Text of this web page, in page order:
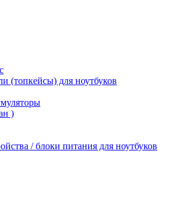
(топкейсы) для ноутбуков
)
/ блоки питания для ноутбуков